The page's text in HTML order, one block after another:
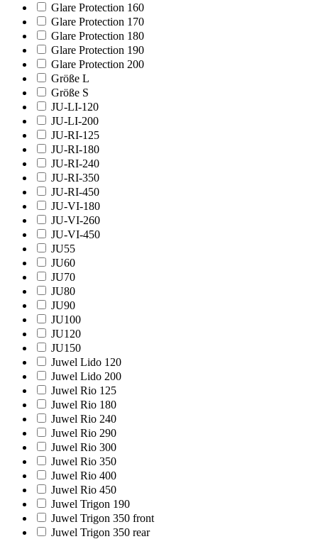
Glare Protection 160
Glare Protection 170
Glare Protection 180
Glare Protection 190
Glare Protection 200
Größe L
Größe S
JU-LI-120
JU-LI-200
JU-RI-125
JU-RI-180
JU-RI-240
JU-RI-350
JU-RI-450
JU-VI-180
JU-VI-260
JU-VI-450
JU55
JU60
JU70
JU80
JU90
JU100
JU120
JU150
Juwel Lido 120
Juwel Lido 200
Juwel Rio 125
Juwel Rio 180
Juwel Rio 240
Juwel Rio 290
Juwel Rio 300
Juwel Rio 350
Juwel Rio 400
Juwel Rio 450
Juwel Trigon 190
Juwel Trigon 350 front
Juwel Trigon 350 rear